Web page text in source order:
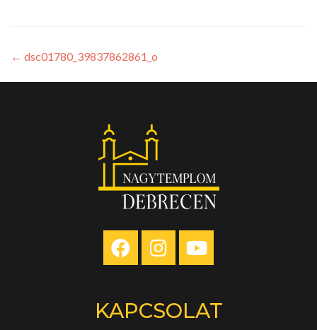
← dsc01780_39837862861_o
KAPCSOLAT